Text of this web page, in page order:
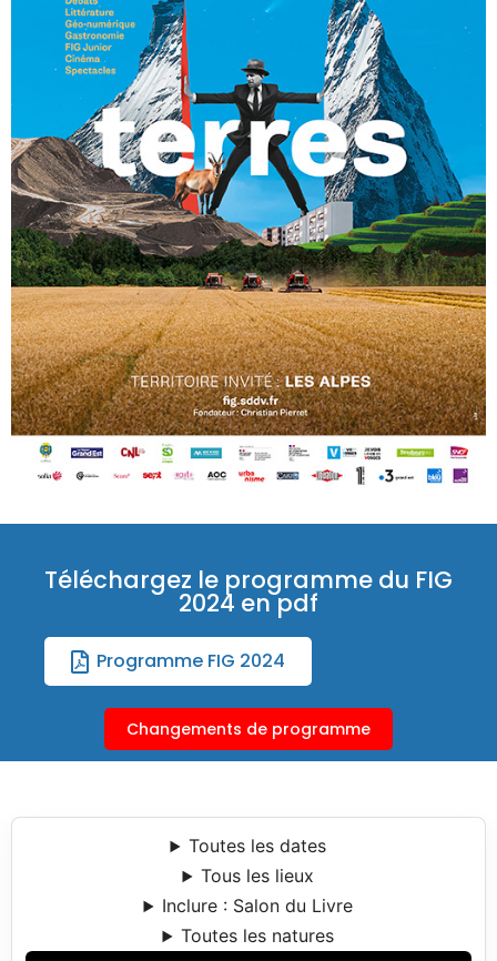
Téléchargez le programme du FIG
2024 en pdf
Programme FIG 2024
Changements de programme
Toutes les dates
Tous les lieux
Inclure : Salon du Livre
Toutes les natures